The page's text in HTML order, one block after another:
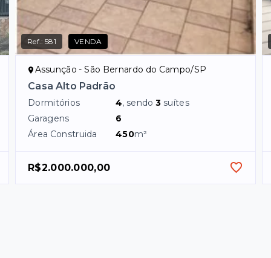
Ref.:581 VENDA
Assunção - São Bernardo do Campo/SP
Casa Alto Padrão
Dormitórios 4, sendo3 suítes
Garagens
6
Área Construida
450m²
R$2.000.000,00